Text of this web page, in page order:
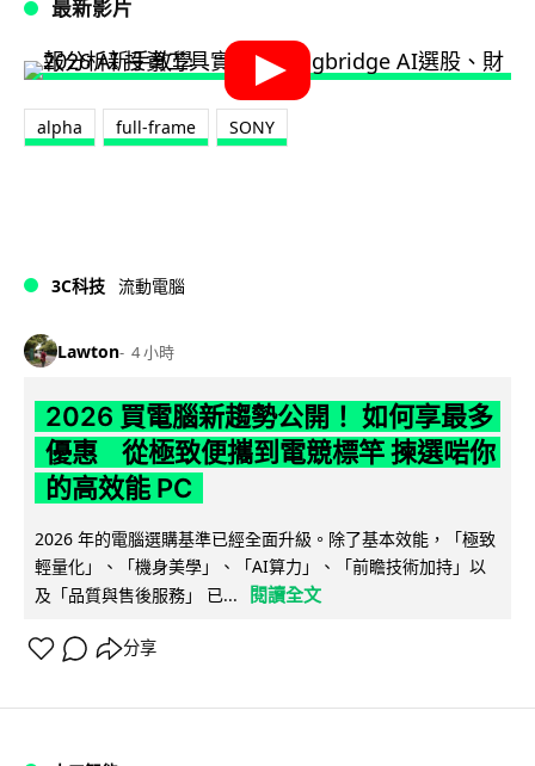
最新影片
alpha full-frame SONY
3C科技 流動電腦
Lawton 4 小時
2026 買電腦新趨勢公開！ 如何享最多
優惠 從極致便攜到電競標竿 揀選啱你
的高效能 PC
2026 年的電腦選購基準已經全面升級。除了基本效能，「極致
輕量化」、「機身美學」、「AI算力」、「前瞻技術加持」以
及「品質與售後服務」 已...
閱讀全文
分享